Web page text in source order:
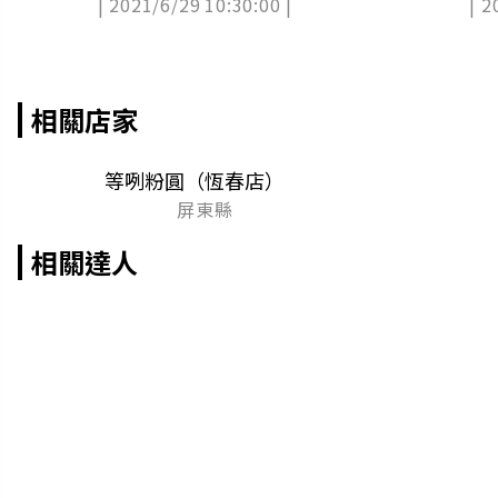
DIY手搖組合
花醬三明治
相關店家
等咧粉圓（恆春店）
屏東縣
相關達人